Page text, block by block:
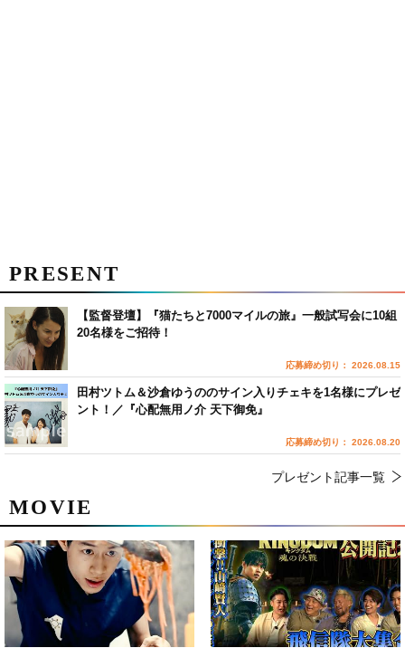
MOVIE
PRESENT
【監督登壇】『猫たちと7000マイルの旅』一般試写会に10組
20名様をご招待！
応募締め切り： 2026.08.15
田村ツトム＆沙倉ゆうののサイン入りチェキを1名様にプレゼ
ント！／『心配無用ノ介 天下御免』
応募締め切り： 2026.08.20
プレゼント記事一覧